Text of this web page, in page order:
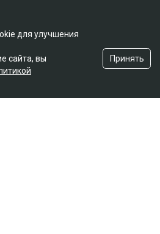
для улучшения
сайта, вы
Принять